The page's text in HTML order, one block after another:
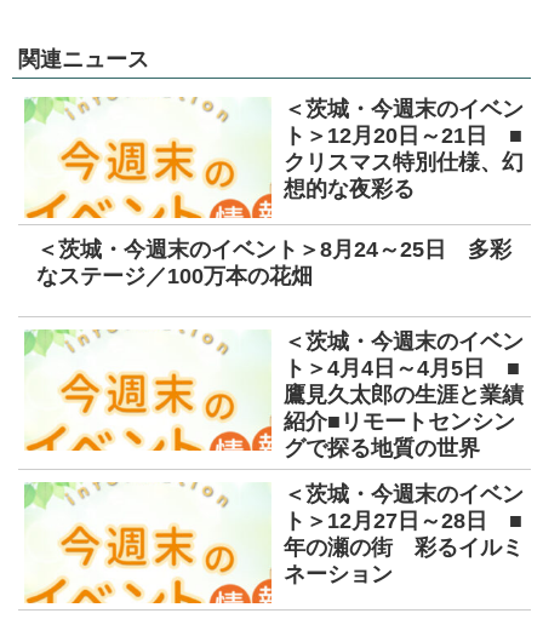
関連ニュース
＜茨城・今週末のイベン
ト＞12月20日～21日 ■
クリスマス特別仕様、幻
想的な夜彩る
＜茨城・今週末のイベント＞8月24～25日 多彩
なステージ／100万本の花畑
＜茨城・今週末のイベン
ト＞4月4日～4月5日 ■
鷹見久太郎の生涯と業績
紹介■リモートセンシン
グで探る地質の世界
＜茨城・今週末のイベン
ト＞12月27日～28日 ■
年の瀬の街 彩るイルミ
ネーション